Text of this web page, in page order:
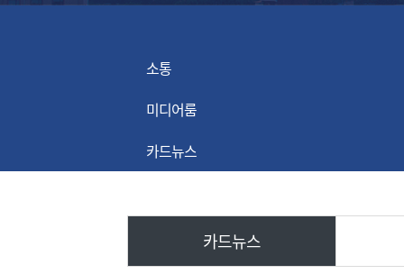
소통
미디어룸
카드뉴스
카드뉴스